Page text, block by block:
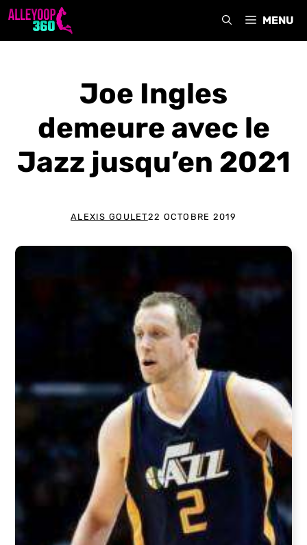
Aller
MENU
Joe Ingles
demeure avec le
Jazz jusqu’en 2021
ALEXIS GOULET22 OCTOBRE 2019